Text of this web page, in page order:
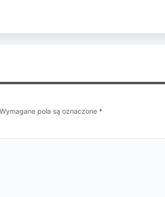
Wymagane pola są oznaczone *